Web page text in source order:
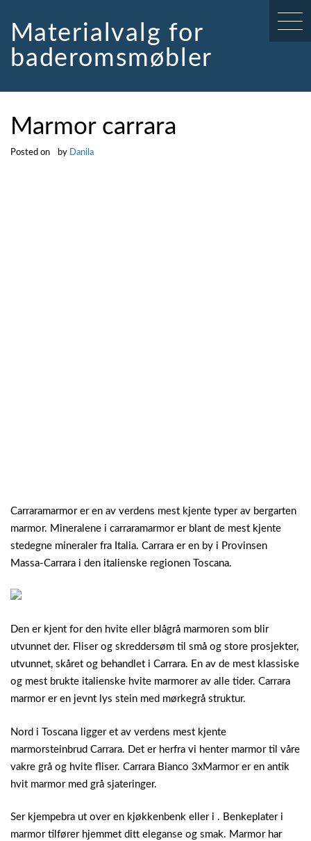
contentMaterialvalg for
baderomsmøbler
Marmor carrara
Posted on by Danila
Carraramarmor er en av verdens mest kjente typer av bergarten
marmor. Mineralene i carraramarmor er blant de mest kjente
stedegne mineraler fra Italia. Carrara er en by i Provinsen
Massa-Carrara i den italienske regionen Toscana.
Den er kjent for den hvite eller blågrå marmoren som blir
utvunnet der. Fliser og skreddersøm til små og store prosjekter,
utvunnet, skåret og behandlet i Carrara. En av de mest klassiske
og mest brukte italienske hvite marmorer av alle tider. Carrara
marmor er en jevnt lys stein med mørkegrå struktur.
Nord i Toscana ligger et av verdens mest kjente
marmorsteinbrud Carrara. Det er herfra vi henter marmor til våre
vakre grå og hvite fliser. Carrara Bianco 3xMarmor er en antik
hvit marmor med grå sjateringer.
Ser kjempebra ut over en kjøkkenbenk eller i . Benkeplater i
marmor tilfører hjemmet ditt eleganse og smak. Marmor har